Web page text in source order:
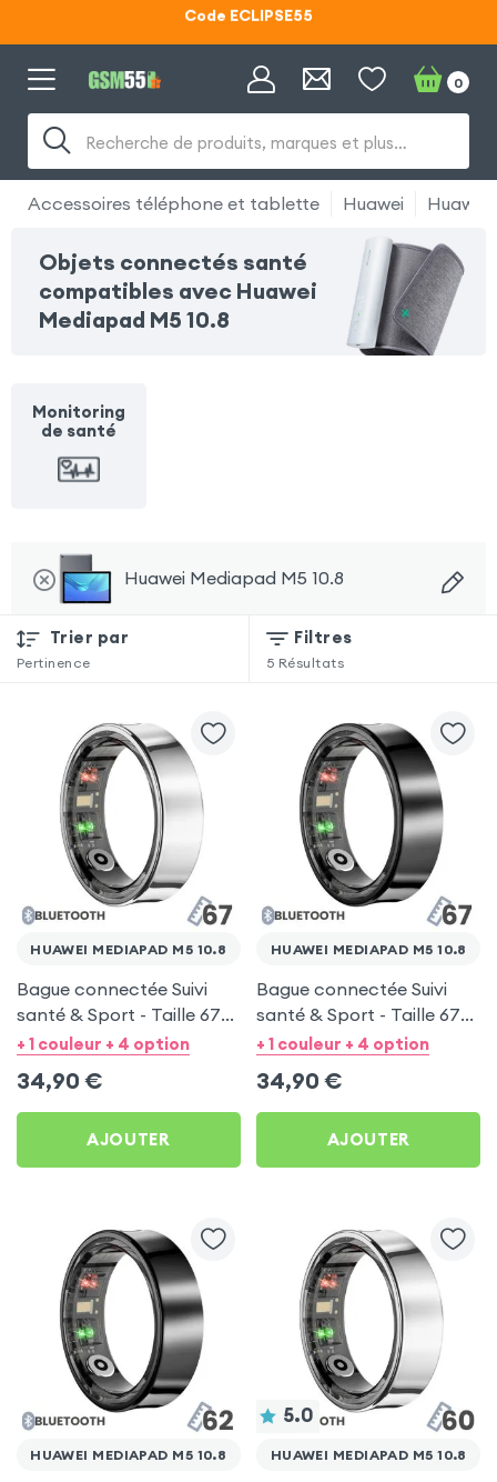
Code ECLIPSE55
Code ECLIPSE55
Recherche de produits, marques et plus…
0
Accessoires téléphone et tablette Huawei Huawei
Objets connectés santé
compatibles avec Huawei
Mediapad M5 10.8
Monitoring
de santé
Huawei Mediapad M5 10.8
Trier par
Pertinence
Filtres
5 Résultats
HUAWEI MEDIAPAD M5 10.8
Bague connectée Suivi
santé & Sport - Taille 67
Argent
+ 1 couleur + 4 option
34,90 €
AJOUTER
HUAWEI MEDIAPAD M5 10.8
Bague connectée Suivi
santé & Sport - Taille 67
Noir
+ 1 couleur + 4 option
34,90 €
AJOUTER
HUAWEI MEDIAPAD M5 10.8
5.0
HUAWEI MEDIAPAD M5 10.8